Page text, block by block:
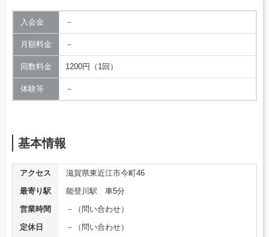
入会金 －
月額料金 －
回数料金 1200円（1回）
体験等 －
基本情報
アクセス
滋賀県東近江市今町46
最寄り駅
能登川駅 車5分
営業時間
－（問い合わせ）
定休日
－（問い合わせ）